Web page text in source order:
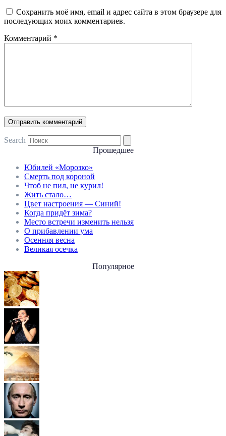
Сохранить моё имя, email и адрес сайта в этом браузере для
последующих моих комментариев.
Комментарий *
Search
Прошедшее
Юбилей «Морозко»
Смерть под короной
Чтоб не пил, не курил!
Жить стало…
Цвет настроения — Синий!
Когда придёт зима?
Место встречи изменить нельзя
О прибавлении ума
Осенняя весна
Великая осечка
Популярное